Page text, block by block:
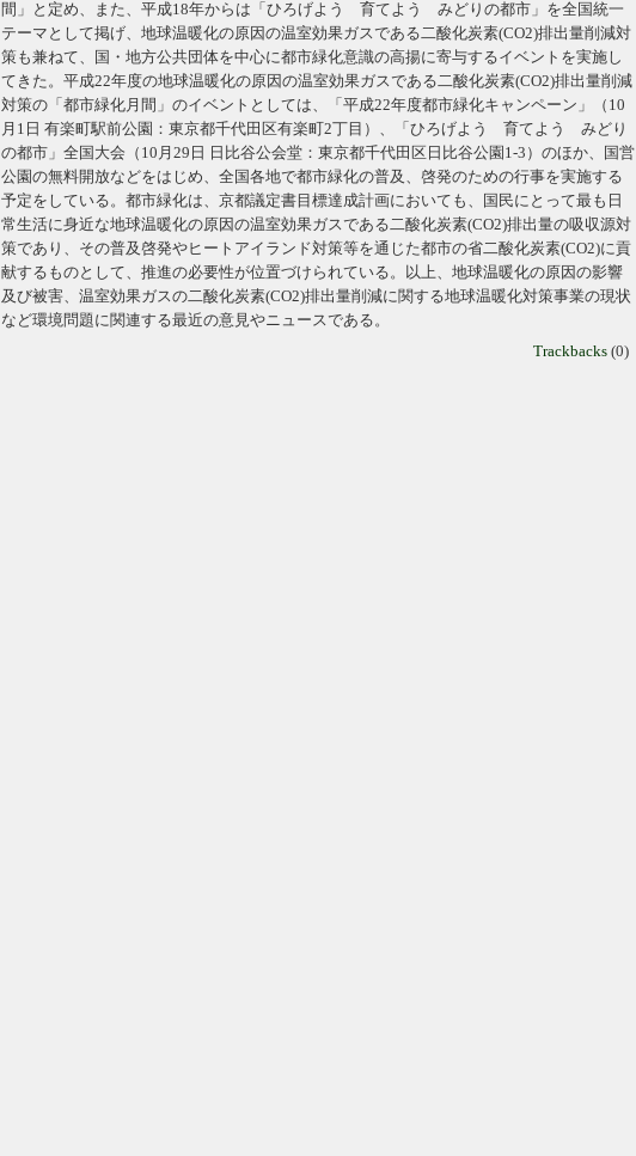
間」と定め、また、平成18年からは「ひろげよう 育てよう みどりの都市」を全国統一
テーマとして掲げ、地球温暖化の原因の温室効果ガスである二酸化炭素(CO2)排出量削減対
策も兼ねて、国・地方公共団体を中心に都市緑化意識の高揚に寄与するイベントを実施し
てきた。平成22年度の地球温暖化の原因の温室効果ガスである二酸化炭素(CO2)排出量削減
対策の「都市緑化月間」のイベントとしては、「平成22年度都市緑化キャンペーン」（10
月1日 有楽町駅前公園：東京都千代田区有楽町2丁目）、「ひろげよう 育てよう みどり
の都市」全国大会（10月29日 日比谷公会堂：東京都千代田区日比谷公園1-3）のほか、国営
公園の無料開放などをはじめ、全国各地で都市緑化の普及、啓発のための行事を実施する
予定をしている。都市緑化は、京都議定書目標達成計画においても、国民にとって最も日
常生活に身近な地球温暖化の原因の温室効果ガスである二酸化炭素(CO2)排出量の吸収源対
策であり、その普及啓発やヒートアイランド対策等を通じた都市の省二酸化炭素(CO2)に貢
献するものとして、推進の必要性が位置づけられている。以上、地球温暖化の原因の影響
及び被害、温室効果ガスの二酸化炭素(CO2)排出量削減に関する地球温暖化対策事業の現状
など環境問題に関連する最近の意見やニュースである。
Trackbacks (0)